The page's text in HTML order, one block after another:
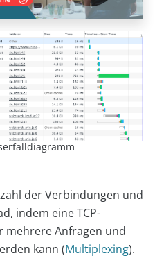
der Verbindungen und
indem eine TCP-
Anfragen und
kann (Multiplexing).